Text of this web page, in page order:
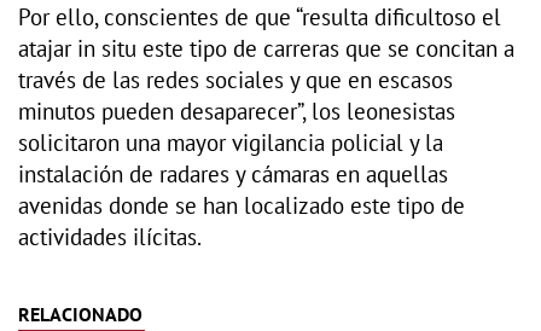
Por ello, conscientes de que “resulta dificultoso el
atajar in situ este tipo de carreras que se concitan a
través de las redes sociales y que en escasos
minutos pueden desaparecer”, los leonesistas
solicitaron una mayor vigilancia policial y la
instalación de radares y cámaras en aquellas
avenidas donde se han localizado este tipo de
actividades ilícitas.